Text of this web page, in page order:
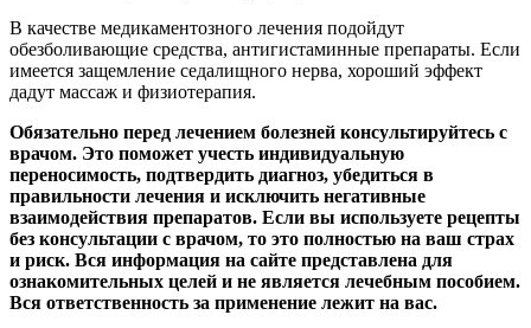
В качестве медикаментозного лечения подойдут
обезболивающие средства, антигистаминные препараты. Если
имеется защемление седалищного нерва, хороший эффект
дадут массаж и физиотерапия.
Обязательно перед лечением болезней консультируйтесь с
врачом. Это поможет учесть индивидуальную
переносимость, подтвердить диагноз, убедиться в
правильности лечения и исключить негативные
взаимодействия препаратов. Если вы используете рецепты
без консультации с врачом, то это полностью на ваш страх
и риск. Вся информация на сайте представлена для
ознакомительных целей и не является лечебным пособием.
Вся ответственность за применение лежит на вас.